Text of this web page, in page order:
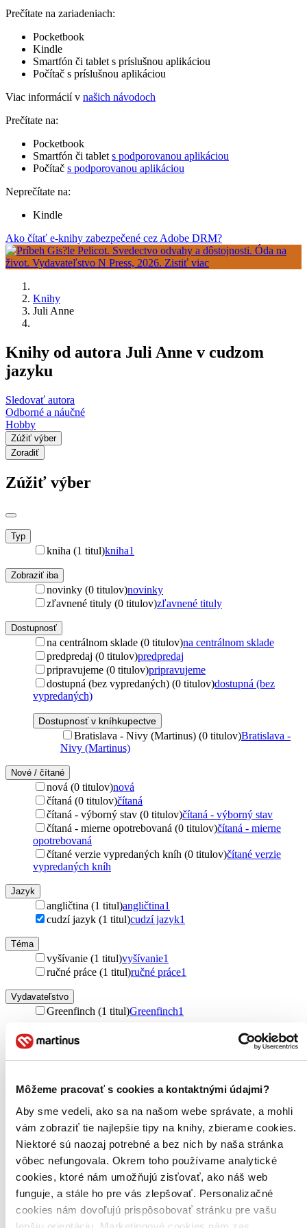
Môžeme pracovať s cookies a kontaktnými údajmi?
Aby sme vedeli, ako sa na našom webe správate, a mohli
vám zobraziť tie najlepšie tipy na knihy, zbierame cookies.
Niektoré sú naozaj potrebné a bez nich by naša stránka
vôbec nefungovala. Okrem toho používame analytické
cookies, ktoré nám umožňujú zisťovať, ako náš web
funguje, a stále ho pre vás zlepšovať. Personalizačné
cookies nám dovoľujú prispôsobovať stránku pre vašu
Prečítate na zariadeniach:
Pocketbook
Kindle
Smartfón či tablet s príslušnou aplikáciou
Počítač s príslušnou aplikáciou
Viac informácií v našich návodoch
Prečítate na:
Pocketbook
Smartfón či tablet s podporovanou aplikáciou
Počítač s podporovanou aplikáciou
Neprečítate na:
Kindle
Ako čítať e-knihy zabezpečené cez Adobe DRM?
Knihy
Juli Anne
Knihy od autora Juli Anne v cudzom
jazyku
Sledovať autora
Odborné a náučné
Hobby
Zúžiť výber
Zoradiť
Zúžiť výber
Typ
kniha (1 titul)kniha1
Zobraziť iba
novinky (0 titulov)novinky
zľavnené tituly (0 titulov)zľavnené tituly
Dostupnosť
na centrálnom sklade (0 titulov)na centrálnom sklade
predpredaj (0 titulov)predpredaj
pripravujeme (0 titulov)pripravujeme
dostupná (bez vypredaných) (0 titulov)dostupná (bez
vypredaných)
Dostupnosť v kníhkupectve
Bratislava - Nivy (Martinus) (0 titulov)Bratislava -
Nivy (Martinus)
Nové / čítané
nová (0 titulov)nová
čítaná (0 titulov)čítaná
čítaná - výborný stav (0 titulov)čítaná - výborný stav
čítaná - mierne opotrebovaná (0 titulov)čítaná - mierne
opotrebovaná
čítané verzie vypredaných kníh (0 titulov)čítané verzie
vypredaných kníh
Jazyk
angličtina (1 titul)angličtina1
cudzí jazyk (1 titul)cudzí jazyk1
Téma
vyšívanie (1 titul)vyšívanie1
ručné práce (1 titul)ručné práce1
Vydavateľstvo
Greenfinch (1 titul)Greenfinch1
Väzba
Zoradiť
Bestsellery
Top hodnotené
Novinky
Najdrahšie